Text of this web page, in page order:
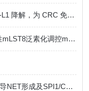
Pharmacol. Res USP19 调控 PD-L1 降解，为 CRC 免疫治疗添新靶点
SLAP通过UBE3C介导的非降解性mLST8泛素化调控mTORC2完整性以抑制结直肠肿瘤形成
Adv sci|MMP9High中性粒细胞介导NET形成及SPI1/CST7通路调控 MI/RI 的机制